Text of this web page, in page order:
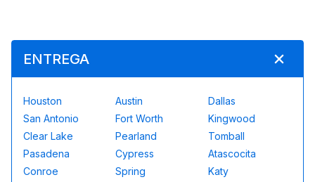
ENTREGA
Houston Austin
Dallas
San Antonio
Fort Worth
Kingwood
Clear Lake
Pearland
Tomball
Pasadena
Cypress
Atascocita
Conroe
Spring
Katy